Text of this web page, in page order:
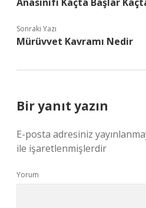
Sonraki Yazı
Mürüvvet Kavramı Nedir
Bir yanıt yazın
E-posta adresiniz
ile işaretlenmişlerdir
Yorum